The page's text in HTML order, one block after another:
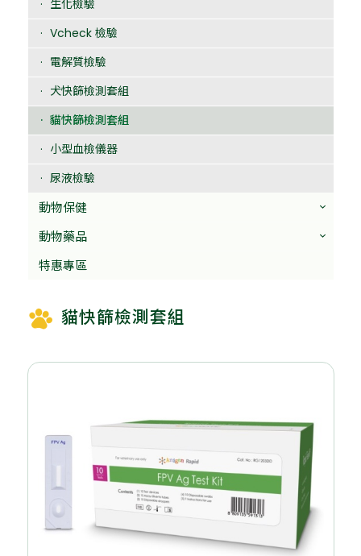
生化檢驗
Vcheck 檢驗
電解質檢驗
犬快篩檢測套組
貓快篩檢測套組
小型血檢儀器
尿液檢驗
動物保健
動物藥品
特惠專區
貓快篩檢測套組